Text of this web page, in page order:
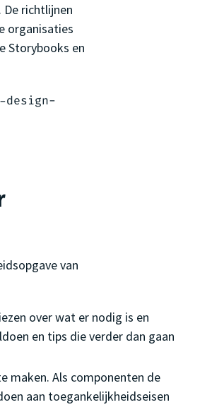
De richtlijnen
organisaties
Storybooks en
design-
van
over wat er nodig is en
en tips die verder dan gaan
maken. Als componenten de
aan toegankelijkheidseisen